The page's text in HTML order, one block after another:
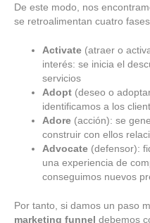
De este modo, nos
se retroalimentan cuatro
Activate (atraer o
interés: se inicia el
servicios
Adopt (deseo o
identificamos a los
Adore (acción): se
construir con ellos
Advocate (defensor):
una experiencia de
conseguimos nuevos
Por tanto, si damos un paso
marketing funnel debemos